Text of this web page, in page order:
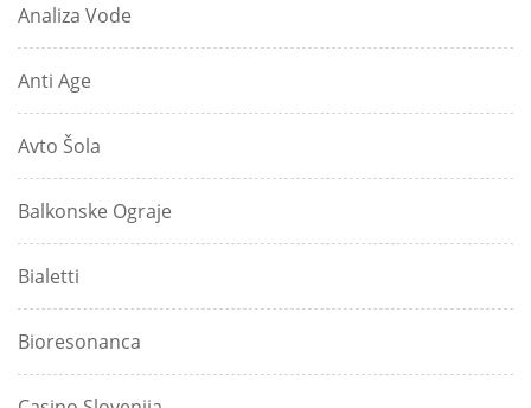
Analiza Vode
Anti Age
Avto Šola
Balkonske Ograje
Bialetti
Bioresonanca